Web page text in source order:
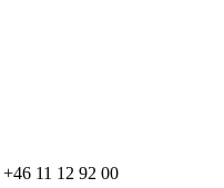
+46 11 12 92 00